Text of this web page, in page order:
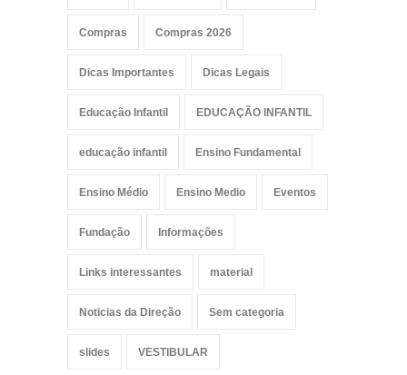
Compras Compras 2026
Dicas Importantes Dicas Legais
Educação Infantil EDUCAÇÃO INFANTIL
educação infantil Ensino Fundamental
Ensino Médio Ensino Medio Eventos
Fundação Informações
Links interessantes material
Noticias da Direção Sem categoria
slides VESTIBULAR